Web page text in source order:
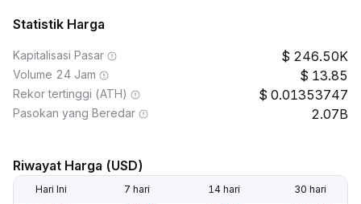
Statistik Harga
Kapitalisasi Pasar 246.50K
Volume 24 Jam 13.85
Rekor tertinggi (ATH) 0.01353747
Pasokan yang Beredar 2.07B
Riwayat Harga (USD)
Hari Ini 7 hari 14 hari 30 hari